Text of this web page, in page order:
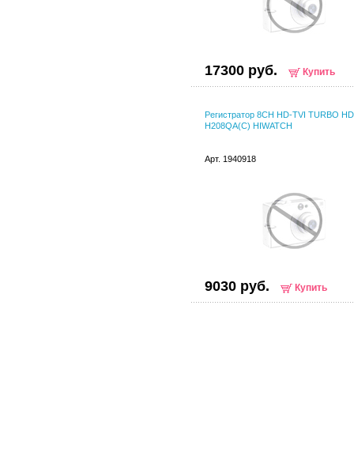
17300 руб. Купить
Регистратор 8CH HD-TVI TURBO
H208QA(C) HIWATCH
Арт. 1940918
9030 руб. Купить